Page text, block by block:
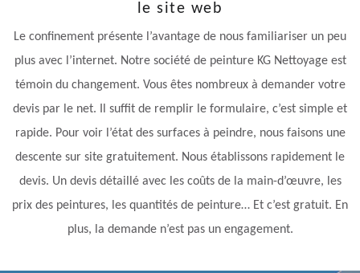
le site web
Le confinement présente l’avantage de nous familiariser un peu
plus avec l’internet. Notre société de peinture KG Nettoyage est
témoin du changement. Vous êtes nombreux à demander votre
devis par le net. Il suffit de remplir le formulaire, c’est simple et
rapide. Pour voir l’état des surfaces à peindre, nous faisons une
descente sur site gratuitement. Nous établissons rapidement le
devis. Un devis détaillé avec les coûts de la main-d’œuvre, les
prix des peintures, les quantités de peinture… Et c’est gratuit. En
plus, la demande n’est pas un engagement.